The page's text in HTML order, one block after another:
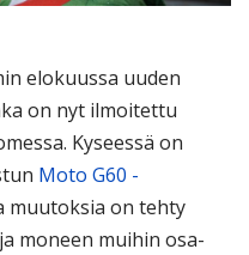
elokuussa uuden
on nyt ilmoitettu
Kyseessä on
Moto G60 -
muutoksia on tehty
moneen muihin osa-